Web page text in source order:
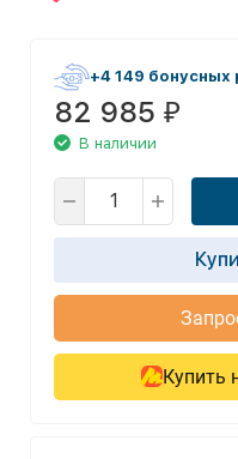
+4 149 бонусных
82 985 ₽
В наличии
Купить